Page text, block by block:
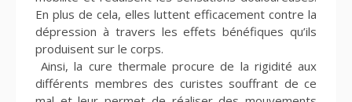
En plus de cela, elles luttent efficacement contre la
dépression à travers les effets bénéfiques qu’ils
produisent sur le corps.
Ainsi, la cure thermale procure de la rigidité aux
différents membres des curistes souffrant de ce